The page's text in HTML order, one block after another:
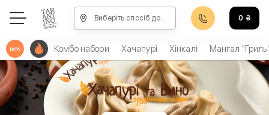
Виберіть спосіб доставки, щоб зробити замовлення 0 ₴
Комбо набори Хачапурі Хінкалі Мангал